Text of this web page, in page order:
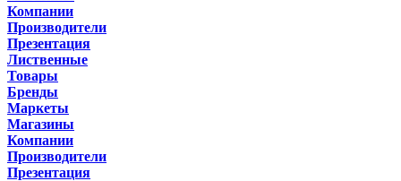
Компании
Производители
Презентация
Лиственные
Товары
Бренды
Маркеты
Магазины
Компании
Производители
Презентация